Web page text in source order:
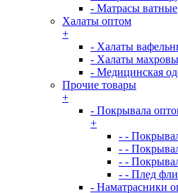
- Матрасы ватные
Халаты оптом
+
- Халаты
- Халаты
- Медицинская
Прочие товары
+
- Покрывала
+
- -
- -
- -
- - Плед
- Наматрасники